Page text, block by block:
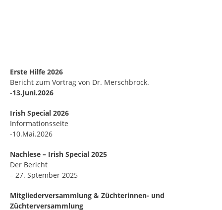
Erste Hilfe 2026
Bericht zum Vortrag von Dr. Merschbrock.
-13.Juni.2026
Irish Special 2026
Informationsseite
-10.Mai.2026
Nachlese – Irish Special 2025
Der Bericht
– 27. Sptember 2025
Mitgliederversammlung & Züchterinnen- und
Züchterversammlung